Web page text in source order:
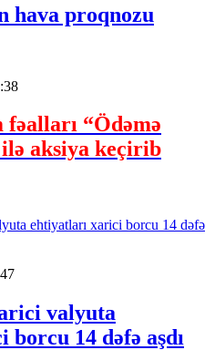
hava proqnozu
“Ödəmə
ilə aksiya keçirib
valyuta
14 dəfə aşdı